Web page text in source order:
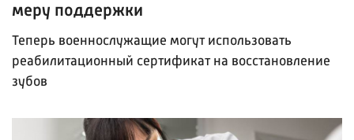
меру поддержки
Теперь военнослужащие могут использовать
реабилитационный сертификат на восстановление
зубов